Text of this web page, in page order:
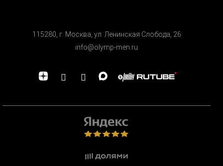
115280, г. Москва, ул. Ленинская Cлобода, 26
info@olymp-men.ru